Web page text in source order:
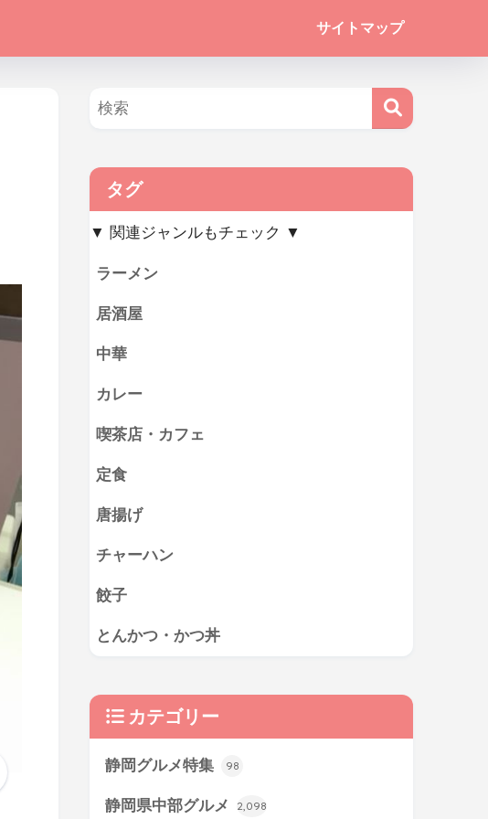
サイトマップ
タグ
▼ 関連ジャンルもチェック ▼
ラーメン
居酒屋
中華
カレー
喫茶店・カフェ
定食
唐揚げ
チャーハン
餃子
とんかつ・かつ丼
カテゴリー
静岡グルメ特集 98
静岡県中部グルメ 2,098